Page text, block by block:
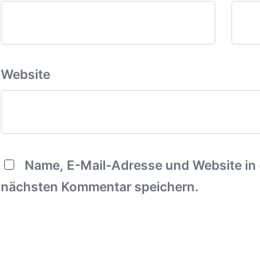
Website
Name, E-Mail-Adresse und Website
nächsten Kommentar speichern.